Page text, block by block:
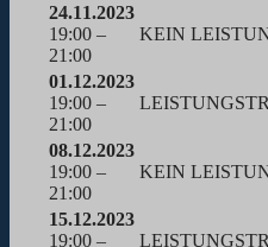
24.11.2023
19:00 –
21:00
KEIN
01.12.2023
19:00 –
21:00
08.12.2023
19:00 –
21:00
KEIN
15.12.2023
19:00 –